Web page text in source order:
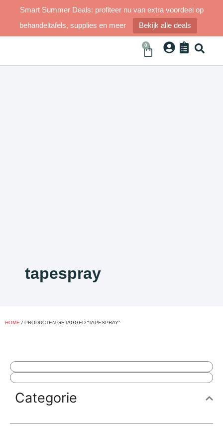
Smart Summer Deals: profiteer nu van extra voordeel op
behandeltafels, supplies en meer
Bekijk alle deals
0
tapespray
HOME / PRODUCTEN GETAGGED “TAPESPRAY”
Categorie